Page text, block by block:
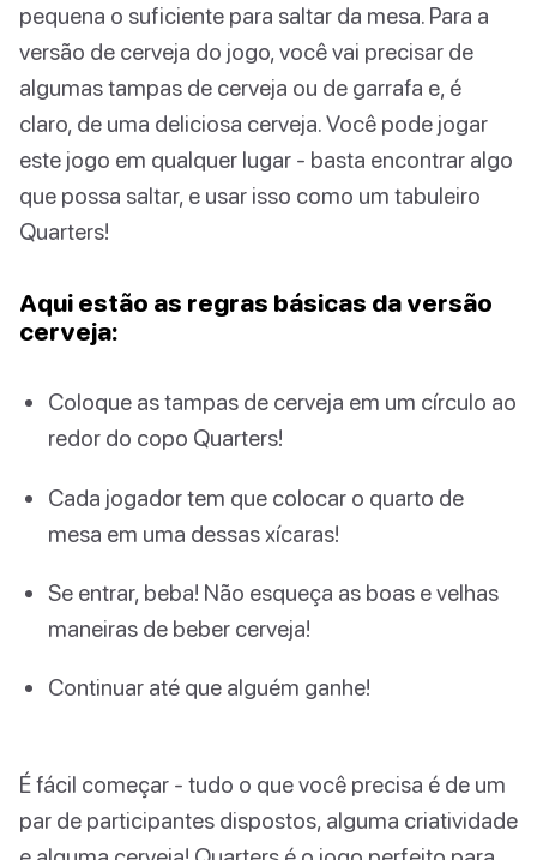
pequena o suficiente para saltar da mesa. Para a
versão de cerveja do jogo, você vai precisar de
algumas tampas de cerveja ou de garrafa e, é
claro, de uma deliciosa cerveja. Você pode jogar
este jogo em qualquer lugar - basta encontrar algo
que possa saltar, e usar isso como um tabuleiro
Quarters!
Aqui estão as regras básicas da versão
cerveja:
Coloque as tampas de cerveja em um círculo ao
redor do copo Quarters!
Cada jogador tem que colocar o quarto de
mesa em uma dessas xícaras!
Se entrar, beba! Não esqueça as boas e velhas
maneiras de beber cerveja!
Continuar até que alguém ganhe!
É fácil começar - tudo o que você precisa é de um
par de participantes dispostos, alguma criatividade